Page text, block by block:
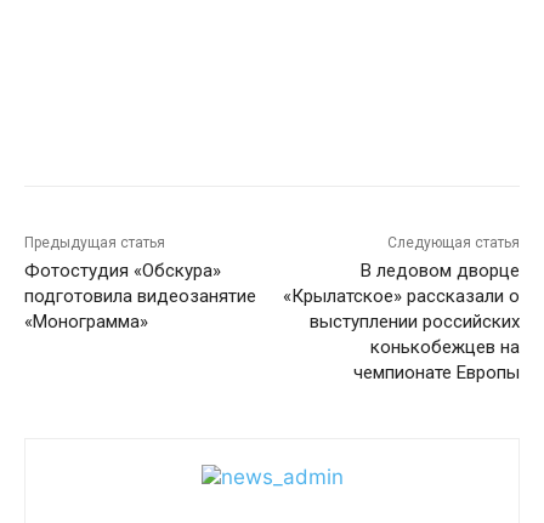
Предыдущая статья
Фотостудия «Обскура»
подготовила видеозанятие
«Монограмма»
Следующая статья
В ледовом дворце
«Крылатское» рассказали о
выступлении российских
конькобежцев на
чемпионате Европы